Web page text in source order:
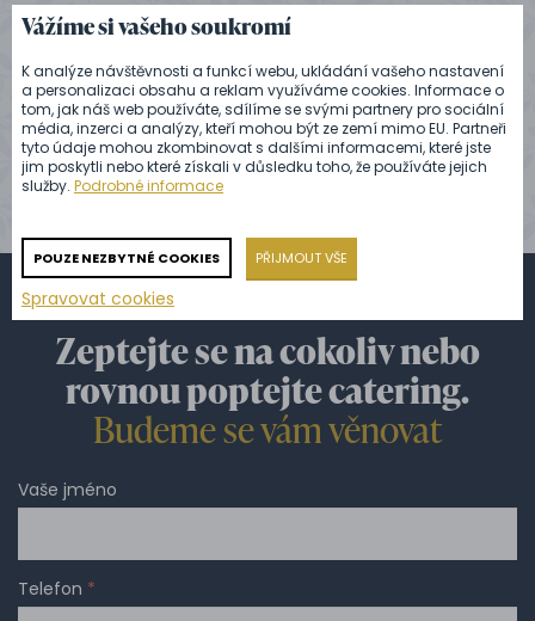
ZOBRAZIT VŠECHNY REFERENCE
Zeptejte se na cokoliv nebo
rovnou poptejte catering.
Budeme se vám věnovat
Vaše jméno
Telefon *
Vážíme si vašeho soukromí
K analýze návštěvnosti a funkcí webu, ukládání vašeho nastavení
a personalizaci obsahu a reklam využíváme cookies. Informace o
tom, jak náš web používáte, sdílíme se svými partnery pro sociální
média, inzerci a analýzy, kteří mohou být ze zemí mimo EU. Partneři
tyto údaje mohou zkombinovat s dalšími informacemi, které jste
jim poskytli nebo které získali v důsledku toho, že používáte jejich
služby.Podrobné informace
POUZE NEZBYTNÉ COOKIES PŘIJMOUT VŠE
Spravovat cookies